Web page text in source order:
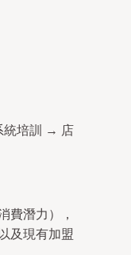
統培訓 → 店
費潛力），
及現有加盟